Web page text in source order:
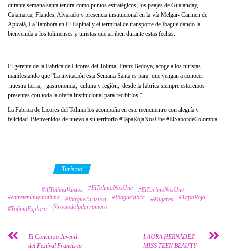
durante semana santa tendrá como puntos estratégicos; los peajes de Gualanday,
Cajamarca, Flandes, Alvarado y presencia institucional en la vía Melgar- Carmen de
Apicalá, La Tambora en El Espinal y el terminal de transporte de Ibagué dando la
bienvenida a los tolimenses y turistas que arriben durante estas fechas.
El gerente de la Fabrica de Licores del Tolima, Franz Bedoya, acoge a los turistas
manifestando que “La invitación esta Semana Santa es para que vengan a conocer
nuestra tierra, gastronomía, cultura y región; desde la fábrica siempre estaremos
presentes con toda la oferta institucional para recibirlos “.
La Fabrica de Licores del Tolima los acompaña en este reencuentro con alegría y
felicidad. Bienvenidos de nuevo a su territorio #TapaRojaNosUne #ElSabordeColombia
Turismo
#AlTolimaVamos #ElTolimaNosUne
#ElTurimoNosUne
#entretenimientotlima
#IbagueTuristica #IbagueVibra #Mujeres
#TapaRoja
#TolimaExplora
@rociodelpilarromero
El Concurso Juvenil
del Festival Francisco
LAURA HERNÁDEZ
MISS TEEN BEAUTY